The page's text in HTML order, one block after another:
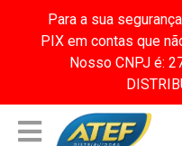
Para a sua
PIX em contas que
Nosso CNPJ é: